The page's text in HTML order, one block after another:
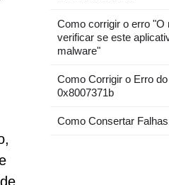
Como corrigir o erro "O
verificar se este
malware"
Como Corrigir o Erro
0x8007371b
Como Consertar